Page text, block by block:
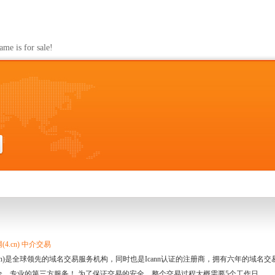
is for sale!
中介交易
是全球领先的域名交易服务机构，同时也是Icann认证的注册商，拥有六年的域名